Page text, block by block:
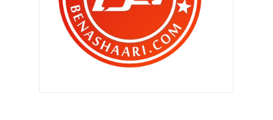
Top-up : GST tetap diteruskan ??
Ahmad Maslan dan Mawar Rashid.
Bancuh susu sendiri dah dia !